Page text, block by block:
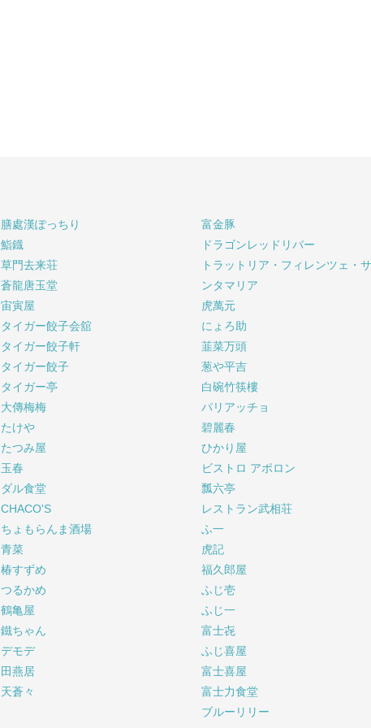
膳處漢ぽっちり
鮨鐡
草門去来荘
蒼龍唐玉堂
宙寅屋
タイガー餃子会舘
タイガー餃子軒
タイガー餃子
タイガー亭
大傳梅梅
たけや
たつみ屋
玉春
ダル食堂
CHACO'S
ちょもらんま酒場
青菜
椿すずめ
つるかめ
鶴亀屋
鐵ちゃん
デモデ
田燕居
天蒼々
富金豚
ドラゴンレッドリバー
トラットリア・フィレンツェ・
ンタマリア
虎萬元
にょろ助
韮菜万頭
葱や平吉
白碗竹筷樓
パリアッチョ
碧麗春
ひかり屋
ビストロ アポロン
瓢六亭
レストラン武相荘
ふ一
虎記
福久郎屋
ふじ壱
ふじ一
富士㐂
ふじ喜屋
富士喜屋
富士力食堂
ブルーリリー